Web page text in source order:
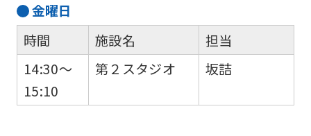
金曜日
時間
14:30～
15:10
施設名
第２スタジオ
担当
坂詰
Central
Sports
official